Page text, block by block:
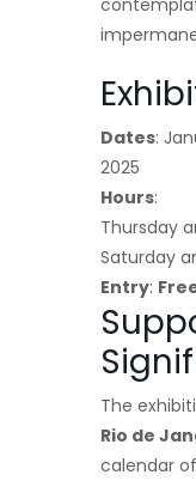
Dates:
2025
Hours:
Thursday
Saturday
Entry:
The
Rio de
calendar